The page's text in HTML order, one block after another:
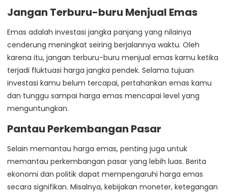
Jangan Terburu-buru Menjual Emas
Emas adalah investasi jangka panjang yang nilainya
cenderung meningkat seiring berjalannya waktu. Oleh
karena itu, jangan terburu-buru menjual emas kamu ketika
terjadi fluktuasi harga jangka pendek. Selama tujuan
investasi kamu belum tercapai, pertahankan emas kamu
dan tunggu sampai harga emas mencapai level yang
menguntungkan.
Pantau Perkembangan Pasar
Selain memantau harga emas, penting juga untuk
memantau perkembangan pasar yang lebih luas. Berita
ekonomi dan politik dapat mempengaruhi harga emas
secara signifikan. Misalnya, kebijakan moneter, ketegangan